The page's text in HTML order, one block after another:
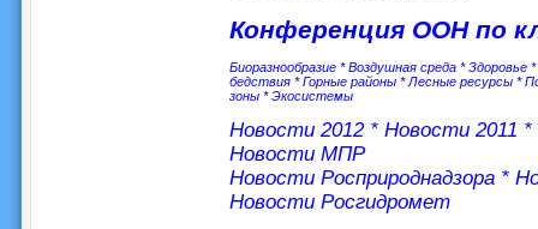
Конференция ООН по
Биоразнообразие *Воздушная среда *Здоровье *
бедствия *Горные районы *Лесные ресурсы *
зоны *Экосистемы
Новости 2012* Новости 2011 *
Новости МПР
Новости Росприроднадзора*
Новости Росгидромет